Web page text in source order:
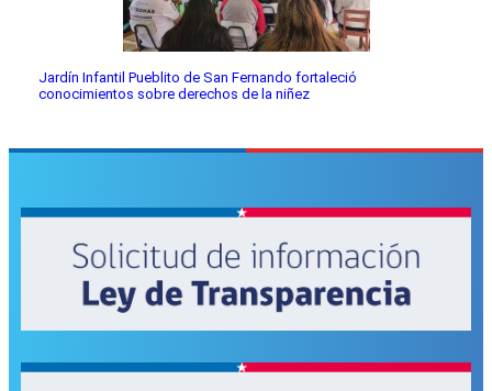
Jardín Infantil Pueblito de San Fernando fortaleció
conocimientos sobre derechos de la niñez